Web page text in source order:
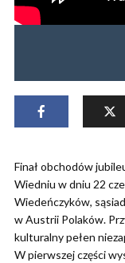
Finał obchodów
Wiedniu w dniu 22
Wiedeńczyków,
w Austrii Polaków.
kulturalny pełen
W pierwszej części